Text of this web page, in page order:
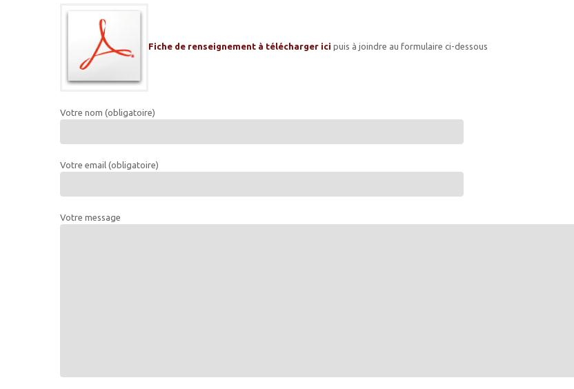
Fiche de renseignement à télécharger ici puis à joindre au formulaire ci-dessous
Votre nom (obligatoire)
Votre email (obligatoire)
Votre message